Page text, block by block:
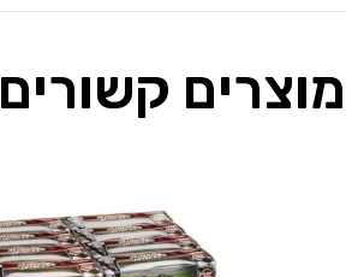
מוצרים קשורים